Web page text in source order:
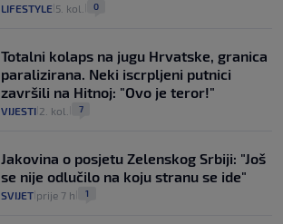
LIFESTYLE 5. kol. 0
Totalni kolaps na jugu Hrvatske, granica
paralizirana. Neki iscrpljeni putnici
završili na Hitnoj: "Ovo je teror!"
VIJESTI 2. kol. 7
Jakovina o posjetu Zelenskog Srbiji: "Još
se nije odlučilo na koju stranu se ide"
SVIJET prije 7 h 1